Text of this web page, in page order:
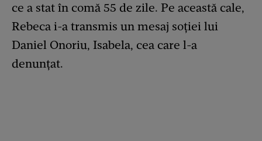
ce a stat în comă 55 de zile. Pe această cale,
Rebeca i-a transmis un mesaj soției lui
Daniel Onoriu, Isabela, cea care l-a
denunțat.